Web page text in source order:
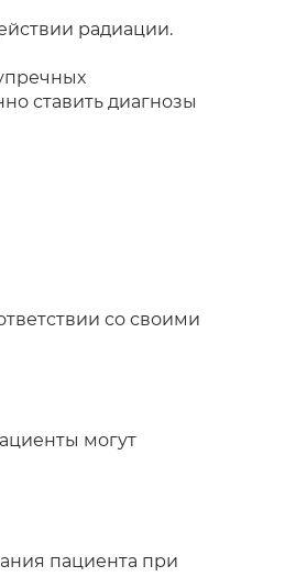
радиации.
ставить диагнозы
со своими
могут
пациента при